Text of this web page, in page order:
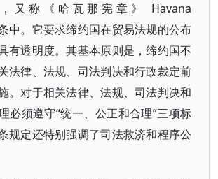
，又称《哈瓦那宪章》 Havana
中。它要求缔约国在贸易法规的公布
有透明度。其基本原则是，缔约国不
法律、法规、司法判决和行政裁定前
。对于相关法律、法规、司法判决和
必须遵守“统一、公正和合理”三项标
规定还特别强调了司法救济和程序公